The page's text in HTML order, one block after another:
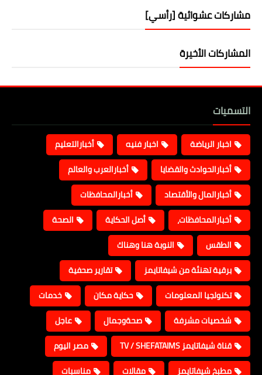
مشاركات عشوائية [رأسي]
المشاركات الأخيرة
التسميات
اخبار الرياضة اخبار فنيه
أخبارالتعليم
أخبارالحوادث والقضايا
أخبارالعرب والعالم
أخبارالمال والأقتصاد
أخبارالمحافظات
أخبارالمحافظات،
أصل الحكاية
الصحة
الطقس
النوبة هنا وهناك
برقية تهنئة من شيفاتايمز
تقارير صحفية
تكنولجيا المعلومات
حكاية مكان
خدمات
شخصيات مشرفة
صحةوجمال
عاجل
قناة شيفاتايمز TV / SHEFATAIMS
مصر اليوم
مطبخ شيفاتايمز
مقالات
مناسبات